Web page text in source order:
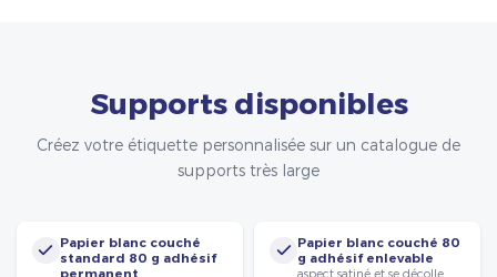
Supports disponibles
Créez votre étiquette personnalisée sur un catalogue de
supports très large
Papier blanc couché
standard 80 g adhésif
Papier blanc couché 80
g adhésif enlevable
aspect satiné et se décolle